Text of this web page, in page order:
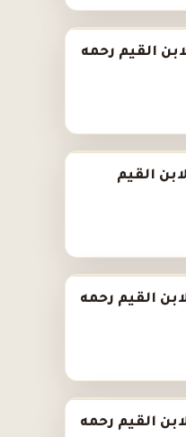
القيم رحمه
القيم
القيم رحمه
القيم رحمه